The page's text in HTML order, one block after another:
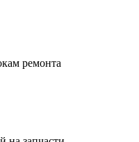
ремонта